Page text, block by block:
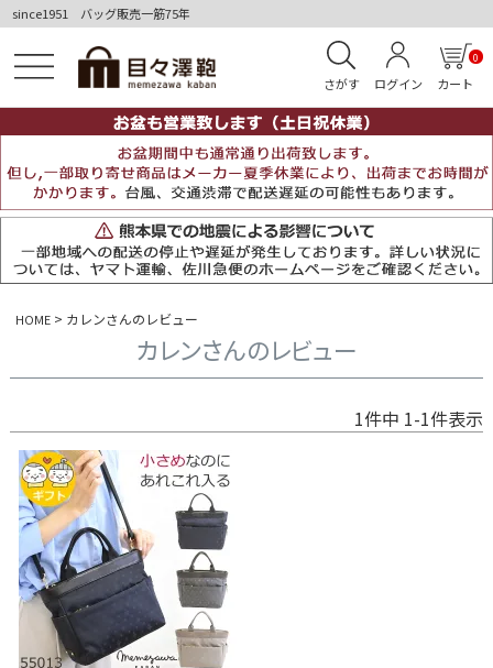
since1951 バッグ販売一筋75年
さがす ログイン カート
0
HOME カレンさんのレビュー
カレンさんのレビュー
1件中 1-1件表示